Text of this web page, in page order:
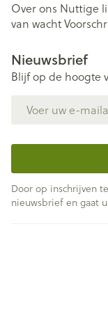
Over ons Nuttige
van wacht
Nieuwsbrief
Blijf op de hoogte
Door op inschrijven
nieuwsbrief en gaat